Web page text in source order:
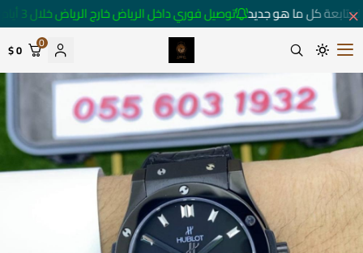
كل ما هو جديد توصيل فوري داخل الرياض خارج الرياض خلال 3 أيام 🚚
متجر ساعات رومانس
0
0 $